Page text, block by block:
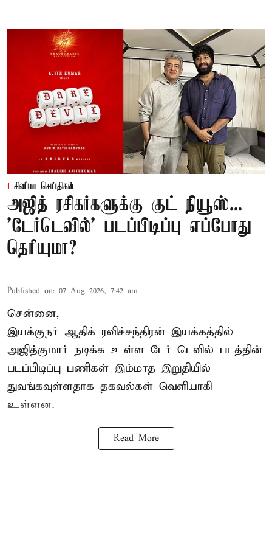
சினிமா செய்திகள்
அஜித் ரசிகர்களுக்கு குட் நியூஸ்...
'டேர்டெவில்' படப்பிடிப்பு எப்போது
தெரியுமா?
Published on: 07 Aug 2026, 7:42 am
சென்னை,
இயக்குநர் ஆதிக் ரவிச்சந்திரன் இயக்கத்தில்
அஜித்குமார் நடிக்க உள்ள டேர் டெவில் படத்தின்
படப்பிடிப்பு பணிகள் இம்மாத இறுதியில்
துவங்கவுள்ளதாக தகவல்கள் வெளியாகி
உள்ளன.
Read More